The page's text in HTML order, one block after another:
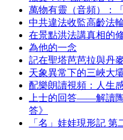
萬物有靈（音頻）：
中共違法收監高齡法
在景點洪法講真相的
為他的一念
記在聖塔芭芭拉與丹
天象異常下的三峽大
配樂朗讀視頻：人生
上士的回答——解讀
答》
「名」娃娃現形記 第